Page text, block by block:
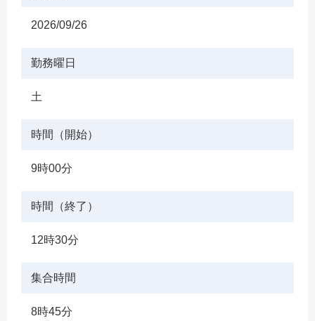
2026/09/26
勤務曜日
土
時間（開始）
9時00分
時間（終了）
12時30分
集合時間
8時45分